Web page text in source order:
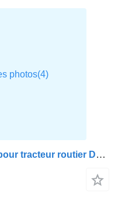
Chemise de cylindre 1993212 pour tracteur routier DAF XF105